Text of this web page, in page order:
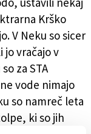
Krško
V Neku so sicer
vračajo v
za STA
vode nimajo
so namreč leta
ki so jih